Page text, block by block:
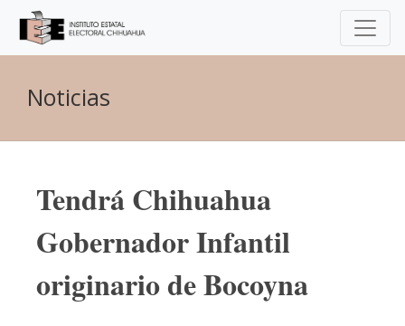
Noticias
Tendrá Chihuahua
Gobernador Infantil
originario de Bocoyna